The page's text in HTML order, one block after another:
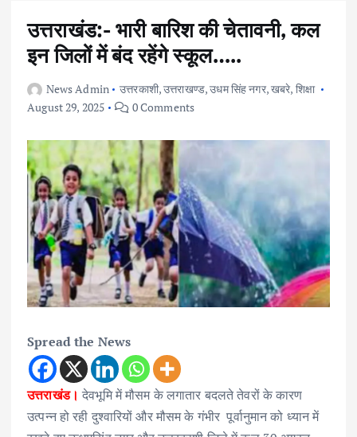
उत्तराखंड:- भारी बारिश की चेतावनी, कल
इन जिलों में बंद रहेंगे स्कूल…..
News Admin उत्तरकाशी,उत्तराखण्ड,उधम सिंह नगर,खबरे, शिक्षा
August 29, 2025
0 Comments
Spread the News
उत्तराखंड। देवभूमि में मौसम के लगातार बदलते तेवरों के कारण
उत्पन्न हो रही दुश्वारियों और मौसम के गंभीर पूर्वानुमान को ध्यान में